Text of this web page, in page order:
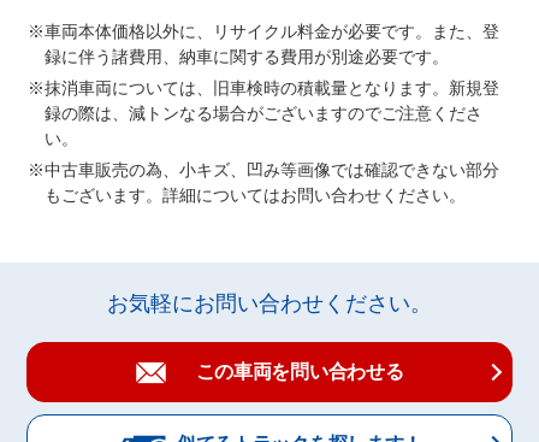
車両本体価格以外に、リサイクル料金が必要です。また、登
録に伴う諸費用、納車に関する費用が別途必要です。
抹消車両については、旧車検時の積載量となります。新規登
録の際は、減トンなる場合がございますのでご注意くださ
い。
中古車販売の為、小キズ、凹み等画像では確認できない部分
もございます。詳細についてはお問い合わせください。
お気軽にお問い合わせください。
この車両を問い合わせる